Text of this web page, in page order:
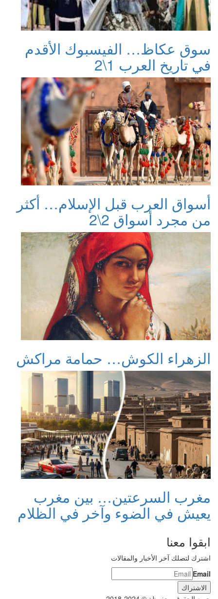
سوق عكاظ… الفيسبوك الأقدم
في تاريخ العرب 1\2
أسواق العرب قبل الإسلام… أكثر
من مجرد أسواق 2\2
الزهراء الكوش… حمامة مراكش
مغرب السرعتين… بين مغرب
يعيش في الضوء وآخر في الظلام
ابقوا معنا
اشترك لتصلك آخر الأخبار والمقالات
Email